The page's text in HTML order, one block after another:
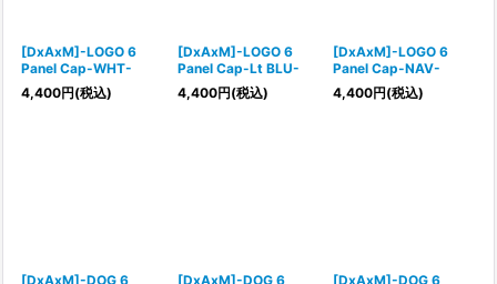
[DxAxM]-LOGO 6
Panel Cap-WHT-
4,400円(税込)
[DxAxM]-LOGO 6
Panel Cap-Lt BLU-
4,400円(税込)
[DxAxM]-LOGO 6
Panel Cap-NAV-
4,400円(税込)
[DxAxM]-DOG 6
[DxAxM]-DOG 6
[DxAxM]-DOG 6